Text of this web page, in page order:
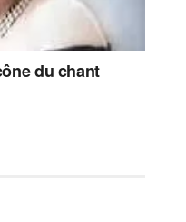
du chant